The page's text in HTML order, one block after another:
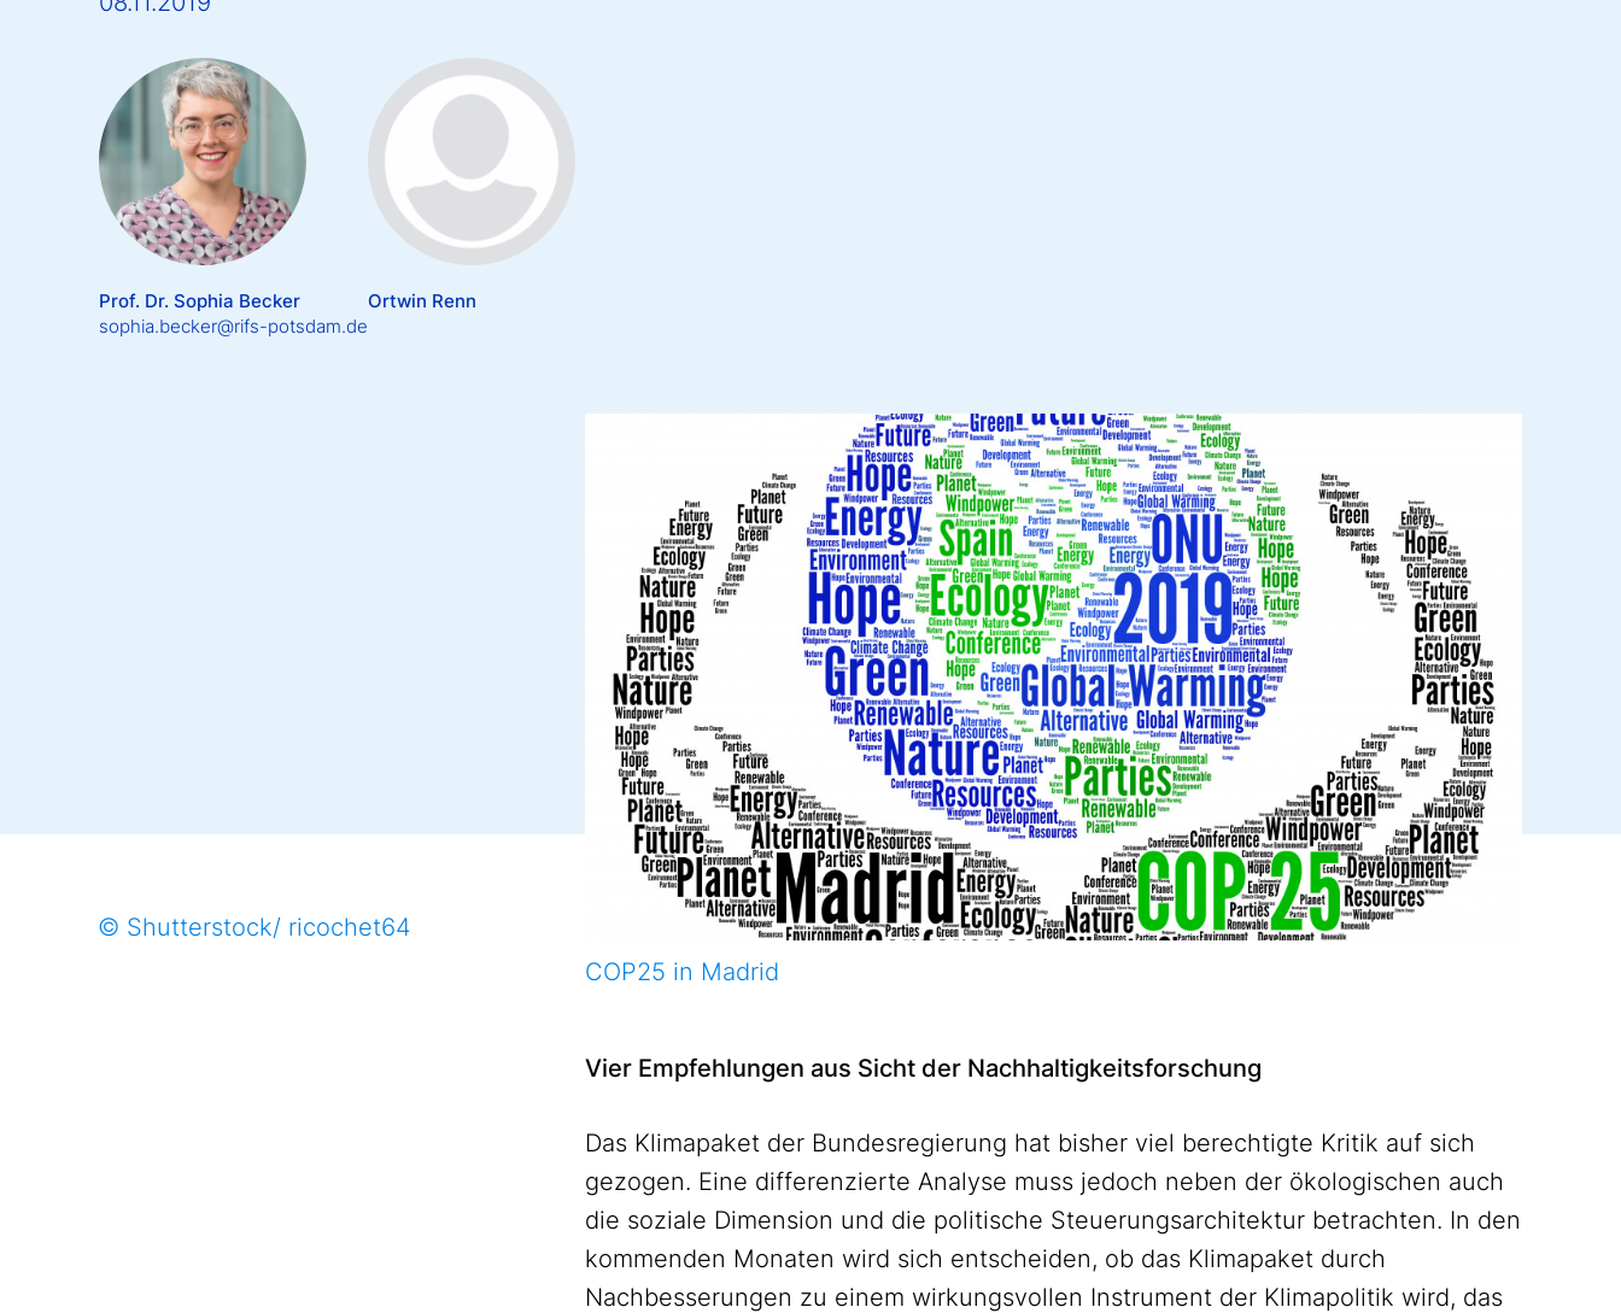
Prof. Dr. Sophia Becker
sophia.becker@rifs-potsdam.de
Ortwin Renn
© Shutterstock/ ricochet64
COP25 in Madrid
Vier Empfehlungen aus Sicht der Nachhaltigkeitsforschung
Das Klimapaket der Bundesregierung hat bisher viel berechtigte Kritik auf sich
gezogen. Eine differenzierte Analyse muss jedoch neben der ökologischen auch
die soziale Dimension und die politische Steuerungsarchitektur betrachten. In den
kommenden Monaten wird sich entscheiden, ob das Klimapaket durch
Nachbesserungen zu einem wirkungsvollen Instrument der Klimapolitik wird, das